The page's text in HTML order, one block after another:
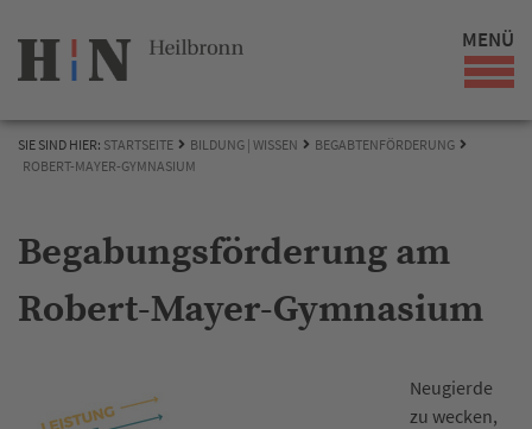
MENÜ
SIE SIND HIER: STARTSEITE BILDUNG | WISSEN
BEGABTENFÖRDERUNG
ROBERT-MAYER-GYMNASIUM
Begabungsförderung am
Robert-Mayer-Gymnasium
Neugierde
zu wecken,